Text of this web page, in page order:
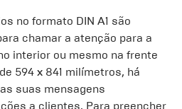
no formato DIN A1 são
chamar a atenção para a
interior ou mesmo na frente
594 x 841 milímetros, há
suas mensagens
a clientes. Para preencher